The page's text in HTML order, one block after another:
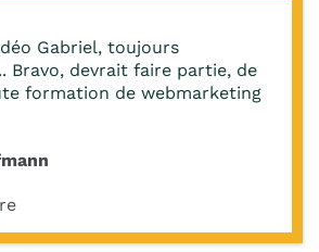
Gabriel, toujours
Bravo, devrait faire partie, de
formation de webmarketing